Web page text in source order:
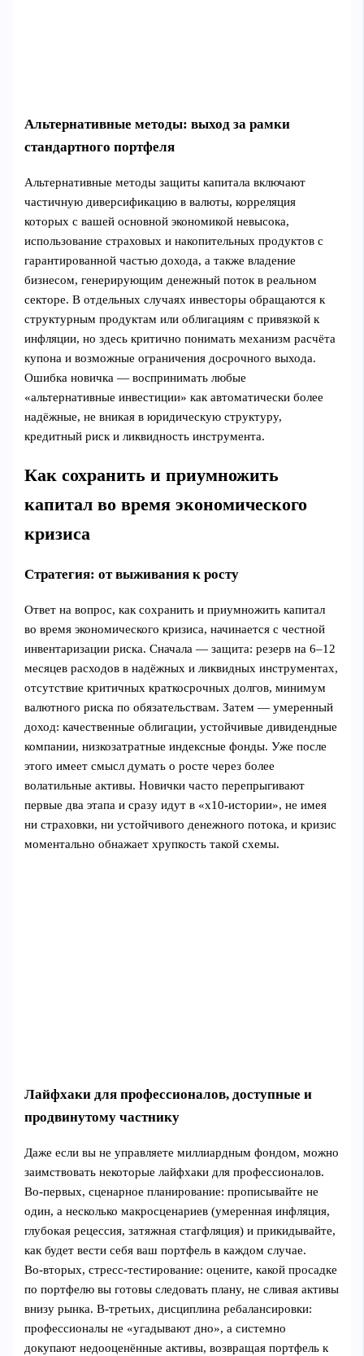
Альтернативные методы: выход за рамки
стандартного портфеля
Альтернативные методы защиты капитала включают
частичную диверсификацию в валюты, корреляция
которых с вашей основной экономикой невысока,
использование страховых и накопительных продуктов с
гарантированной частью дохода, а также владение
бизнесом, генерирующим денежный поток в реальном
секторе. В отдельных случаях инвесторы обращаются к
структурным продуктам или облигациям с привязкой к
инфляции, но здесь критично понимать механизм расчёта
купона и возможные ограничения досрочного выхода.
Ошибка новичка — воспринимать любые
«альтернативные инвестиции» как автоматически более
надёжные, не вникая в юридическую структуру,
кредитный риск и ликвидность инструмента.
Как сохранить и приумножить
капитал во время экономического
кризиса
Стратегия: от выживания к росту
Ответ на вопрос, как сохранить и приумножить капитал
во время экономического кризиса, начинается с честной
инвентаризации риска. Сначала — защита: резерв на 6–12
месяцев расходов в надёжных и ликвидных инструментах,
отсутствие критичных краткосрочных долгов, минимум
валютного риска по обязательствам. Затем — умеренный
доход: качественные облигации, устойчивые дивидендные
компании, низкозатратные индексные фонды. Уже после
этого имеет смысл думать о росте через более
волатильные активы. Новички часто перепрыгивают
первые два этапа и сразу идут в «x10‑истории», не имея
ни страховки, ни устойчивого денежного потока, и кризис
моментально обнажает хрупкость такой схемы.
Лайфхаки для профессионалов, доступные и
продвинутому частнику
Даже если вы не управляете миллиардным фондом, можно
заимствовать некоторые лайфхаки для профессионалов.
Во‑первых, сценарное планирование: прописывайте не
один, а несколько макросценариев (умеренная инфляция,
глубокая рецессия, затяжная стагфляция) и прикидывайте,
как будет вести себя ваш портфель в каждом случае.
Во‑вторых, стресс‑тестирование: оцените, какой просадке
по портфелю вы готовы следовать плану, не сливая активы
внизу рынка. В‑третьих, дисциплина ребалансировки:
профессионалы не «угадывают дно», а системно
докупают недооценённые активы, возвращая портфель к